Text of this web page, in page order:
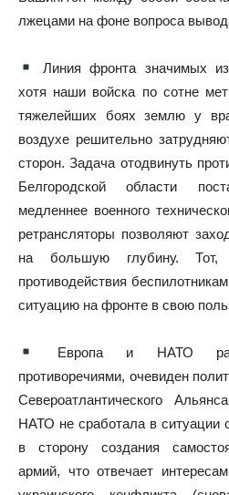
лжецами на фоне вопроса
Линия фронта значимых
хотя наши войска по сотне
тяжелейших боях землю у
воздухе решительно
сторон. Задача отодвинуть
Белгородской области
медленнее военного
ретрансляторы позволяют
на большую глубину.
противодействия
ситуацию на фронте в свою
Европа и НАТО
противоречиями, очевиден
Североатлантического
НАТО не сработала в
в сторону создания
армий, что отвечает